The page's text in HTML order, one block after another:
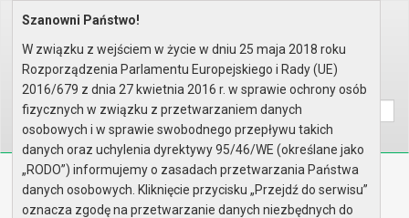
Home Organy Rada Miejska
Protokół z obrad
Wyszukaj na stronie:
AAA
Biuletyn Informacji Publicznej
Urząd Miasta i Gminy w Gryfinie
Szanowni Państwo!
W związku z wejściem w życie w dniu 25 maja 2018 roku
Rozporządzenia Parlamentu Europejskiego i Rady (UE)
2016/679 z dnia 27 kwietnia 2016 r. w sprawie ochrony osób
fizycznych w związku z przetwarzaniem danych
osobowych i w sprawie swobodnego przepływu takich
danych oraz uchylenia dyrektywy 95/46/WE (określane jako
„RODO”) informujemy o zasadach przetwarzania Państwa
danych osobowych. Kliknięcie przycisku „Przejdź do serwisu”
oznacza zgodę na przetwarzanie danych niezbędnych do